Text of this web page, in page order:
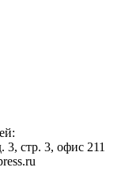
3, стр. 3, офис 211